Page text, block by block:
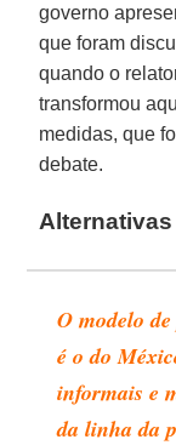
governo
que foram
quando o
transformou
medidas, que
debate.
O modelo
é o do
informais e
da linha da